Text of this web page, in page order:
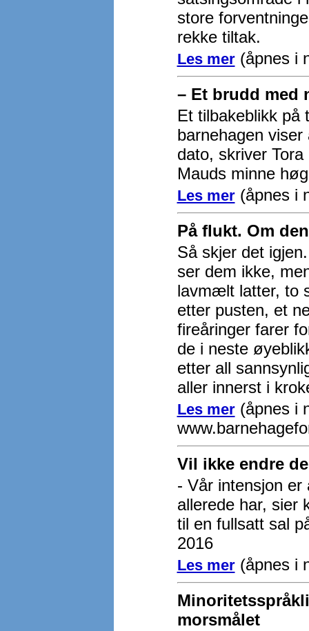
store
rekke tiltak.
Les mer(åpnes i
– Et brudd med
Et tilbakeblikk på
barnehagen
dato, skriver
Mauds minne
Les mer(åpnes i
På flukt. Om
Så skjer det
ser dem ikke,
lavmælt latter, to
etter pusten, et
fireåringer farer
de i neste
etter all
aller innerst i
Les mer(åpnes i
Vil ikke endre
- Vår intensjon er
allerede har, sier
til en fullsatt sal
2016
Les mer(åpnes i
morsmålet